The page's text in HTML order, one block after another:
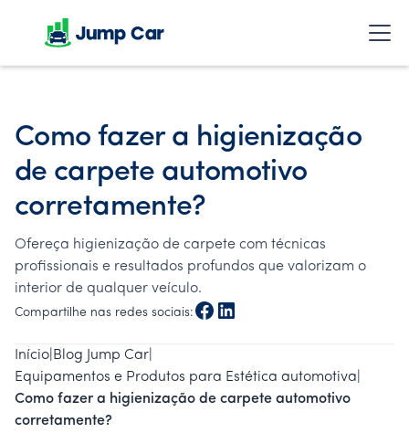
Como fazer a higienização
de carpete automotivo
corretamente?
Ofereça higienização de carpete com técnicas
profissionais e resultados profundos que valorizam o
interior de qualquer veículo.
Compartilhe nas redes sociais:
Início Blog Jump Car
Equipamentos e Produtos para Estética automotiva
Como fazer a higienização de carpete automotivo
corretamente?